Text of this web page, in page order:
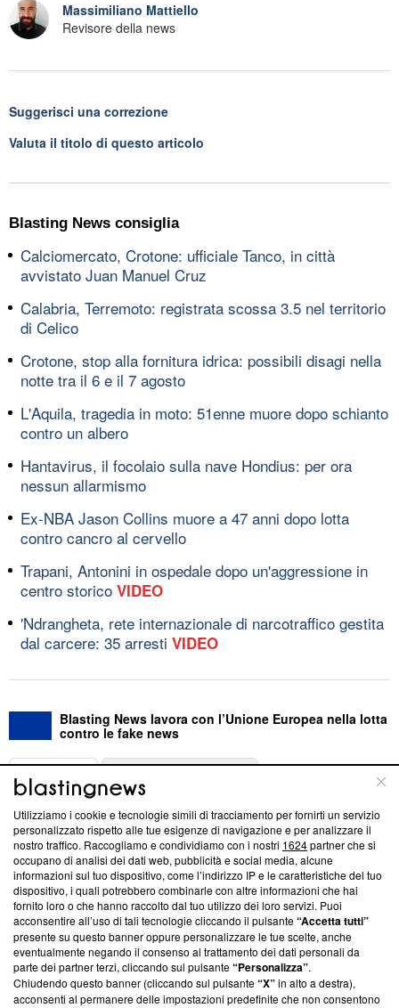
Massimiliano Mattiello
Revisore della news
Suggerisci una correzione
Valuta il titolo di questo articolo
Blasting News consiglia
Calciomercato, Crotone: ufficiale Tanco, in città
avvistato Juan Manuel Cruz
Calabria, Terremoto: registrata scossa 3.5 nel territorio
di Celico
Crotone, stop alla fornitura idrica: possibili disagi nella
notte tra il 6 e il 7 agosto
L'Aquila, tragedia in moto: 51enne muore dopo schianto
contro un albero
Hantavirus, il focolaio sulla nave Hondius: per ora
nessun allarmismo
Ex-NBA Jason Collins muore a 47 anni dopo lotta
contro cancro al cervello
Trapani, Antonini in ospedale dopo un'aggressione in
centro storico VIDEO
'Ndrangheta, rete internazionale di narcotraffico gestita
dal carcere: 35 arresti VIDEO
Blasting News lavora con l’Unione Europea nella lotta
contro le fake news
ABOUT
Questa sezione offre informazioni trasparenti su Blasting
News, sui nostri processi editoriali e su come ci impegniamo a
creare news di qualità. Inoltre, afferma la nostra aderenza a
‘Trust Project - News with Integrity’Blasting News non è
ancora membro del programma, ma ha richiesto di farne
parte; Trust Project non ha ancora effettuato una verifica di
conformità agli standard.
Su di noi
Team editoriale
Utilizziamo i cookie e tecnologie simili di tracciamento per fornirti un servizio
personalizzato rispetto alle tue esigenze di navigazione e per analizzare il
nostro traffico. Raccogliamo e condividiamo con i nostri 1624partner che si
occupano di analisi dei dati web, pubblicità e social media, alcune
informazioni sul tuo dispositivo, come l’indirizzo IP e le caratteristiche del tuo
dispositivo, i quali potrebbero combinarle con altre informazioni che hai
fornito loro o che hanno raccolto dal tuo utilizzo dei loro servizi. Puoi
acconsentire all’uso di tali tecnologie cliccando il pulsante“Accetta tutti”
presente su questo banner oppure personalizzare le tue scelte, anche
eventualmente negando il consenso al trattamento dei dati personali da
parte dei partner terzi, cliccando sul pulsante“Personalizza”.
Chiudendo questo banner (cliccando sul pulsante“X”in alto a destra),
acconsenti al permanere delle impostazioni predefinite che non consentono